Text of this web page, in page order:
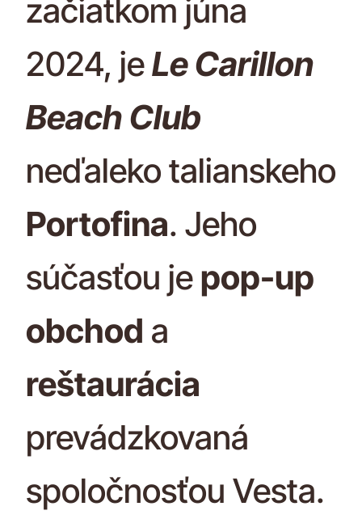
začiatkom júna
2024, jeLe Carillon
Beach Club
neďaleko talianskeho
Portofina. Jeho
súčasťou je pop-up
obchod a
reštaurácia
prevádzkovaná
spoločnosťou Vesta.